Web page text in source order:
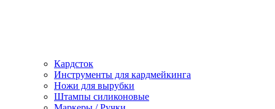
Кардсток
Инструменты для кардмейкинга
Ножи для вырубки
Штампы силиконовые